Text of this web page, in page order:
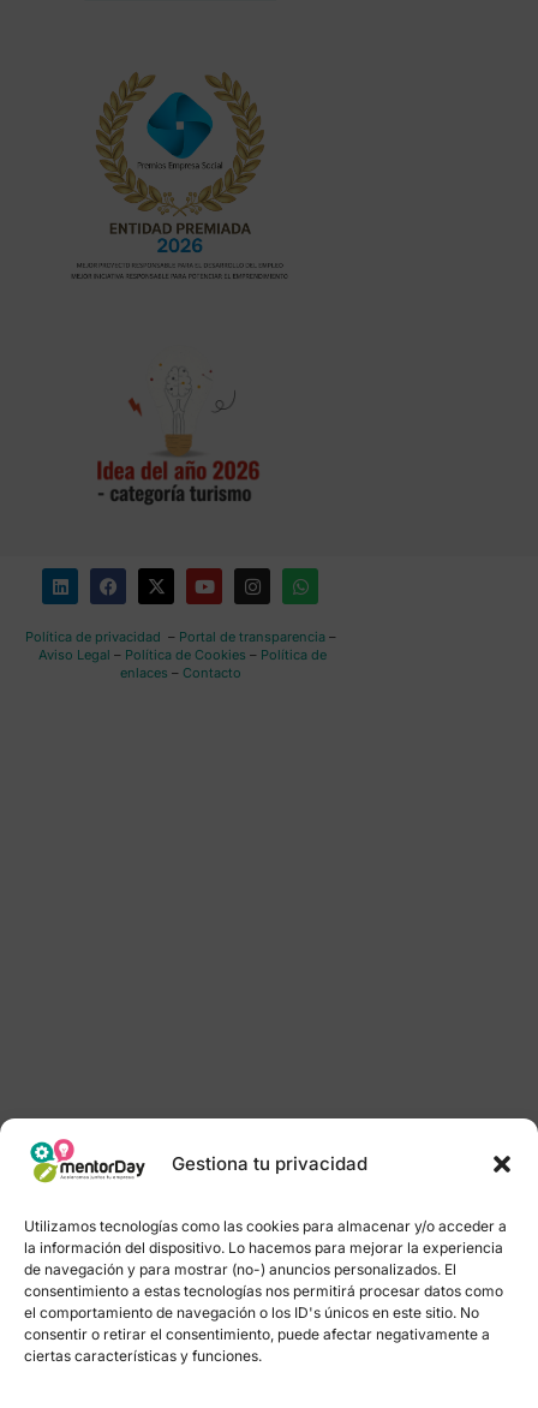
Gestiona tu privacidad
Utilizamos tecnologías como las cookies para almacenar y/o acceder a
la información del dispositivo. Lo hacemos para mejorar la experiencia
de navegación y para mostrar (no-) anuncios personalizados. El
consentimiento a estas tecnologías nos permitirá procesar datos como
el comportamiento de navegación o los ID's únicos en este sitio. No
consentir o retirar el consentimiento, puede afectar negativamente a
ciertas características y funciones.
Política de privacidad – Portal de transparencia–
Aviso Legal – Política de Cookies – Política de
enlaces – Contacto